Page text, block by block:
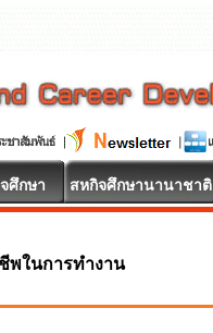
ศึกษา สหกิจศึกษานานาชาติ
พในการทำงาน